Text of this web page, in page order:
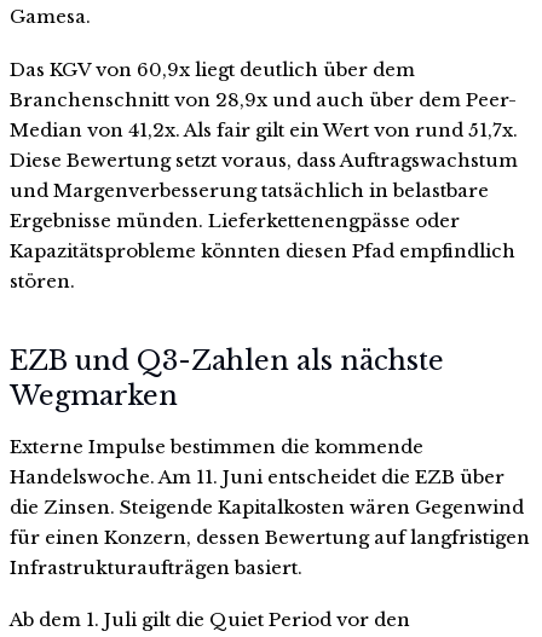
Gamesa.
Das KGV von 60,9x liegt deutlich über dem
Branchenschnitt von 28,9x und auch über dem Peer-
Median von 41,2x. Als fair gilt ein Wert von rund 51,7x.
Diese Bewertung setzt voraus, dass Auftragswachstum
und Margenverbesserung tatsächlich in belastbare
Ergebnisse münden. Lieferkettenengpässe oder
Kapazitätsprobleme könnten diesen Pfad empfindlich
stören.
EZB und Q3-Zahlen als nächste
Wegmarken
Externe Impulse bestimmen die kommende
Handelswoche. Am 11. Juni entscheidet die EZB über
die Zinsen. Steigende Kapitalkosten wären Gegenwind
für einen Konzern, dessen Bewertung auf langfristigen
Infrastrukturaufträgen basiert.
Ab dem 1. Juli gilt die Quiet Period vor den